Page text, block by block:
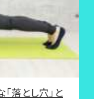
落とし穴」と